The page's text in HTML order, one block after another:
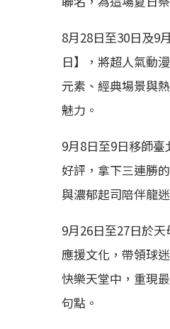
8月28日至30日及9
日】，將超人氣動
元素、經典場景與
魅力。
9月8日至9日移師
好評，拿下三連勝
與濃郁起司陪伴龍
9月26日至27日於
應援文化，帶領球
快樂天堂中，重現
句點。